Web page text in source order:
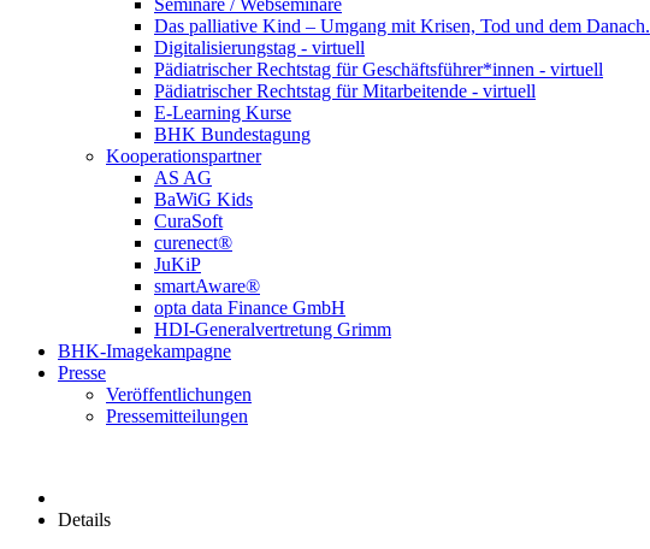
Seminare / Webseminare
Das palliative Kind – Umgang mit Krisen, Tod und dem Danach.
Digitalisierungstag - virtuell
Pädiatrischer Rechtstag für Geschäftsführer*innen - virtuell
Pädiatrischer Rechtstag für Mitarbeitende - virtuell
E-Learning Kurse
BHK Bundestagung
Kooperationspartner
AS AG
BaWiG Kids
CuraSoft
curenect®
JuKiP
smartAware®
opta data Finance GmbH
HDI-Generalvertretung Grimm
BHK-Imagekampagne
Presse
Veröffentlichungen
Pressemitteilungen
Details